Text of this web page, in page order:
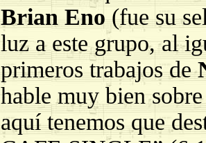
Brian Eno(fue su
luz a este grupo, al
primeros trabajos de
hable muy bien
aquí tenemos que